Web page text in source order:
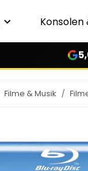
Konsolen
Filme & Musik